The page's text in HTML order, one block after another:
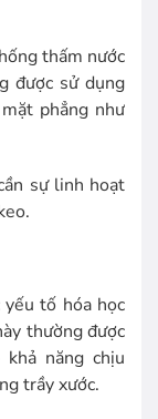
thấm nước
được sử dụng
phẳng như
sự linh hoạt
yếu tố hóa học
thường được
năng chịu
trầy xước.